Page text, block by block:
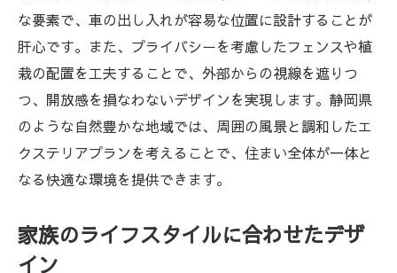
な要素で、車の出し入れが容易な位置に設計することが
肝心です。また、プライバシーを考慮したフェンスや植
栽の配置を工夫することで、外部からの視線を遮りつ
つ、開放感を損なわないデザインを実現します。静岡県
のような自然豊かな地域では、周囲の風景と調和したエ
クステリアプランを考えることで、住まい全体が一体と
なる快適な環境を提供できます。
家族のライフスタイルに合わせたデザ
イン